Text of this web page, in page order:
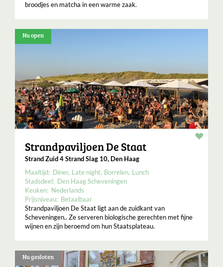
broodjes en matcha in een warme zaak.
Nu open
Strandpaviljoen De Staat
Strand Zuid 4 Strand Slag 10, Den Haag
Maaltijd: Diner Late night Borrelen Lunch
Stadsdeel: Den Haag Scheveningen
Keuken: Nederlands
Prijsniveau: Betaalbaar
Strandpaviljoen De Staat ligt aan de zuidkant van
Scheveningen.. Ze serveren biologische gerechten met fijne
wijnen en zijn beroemd om hun Staatsplateau.
Nu gesloten